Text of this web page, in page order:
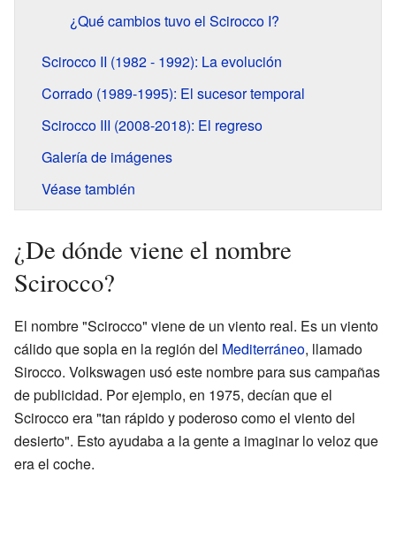
¿Qué cambios tuvo el Scirocco I?
Scirocco II (1982 - 1992): La evolución
Corrado (1989-1995): El sucesor temporal
Scirocco III (2008-2018): El regreso
Galería de imágenes
Véase también
¿De dónde viene el nombre
Scirocco?
El nombre "Scirocco" viene de un viento real. Es un viento
cálido que sopla en la región del Mediterráneo, llamado
Sirocco. Volkswagen usó este nombre para sus campañas
de publicidad. Por ejemplo, en 1975, decían que el
Scirocco era "tan rápido y poderoso como el viento del
desierto". Esto ayudaba a la gente a imaginar lo veloz que
era el coche.